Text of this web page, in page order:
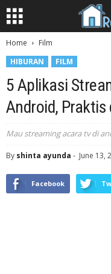
Home
Film
HIBURAN
FILM
5 Aplikasi
Android, Praktis
Mau streaming acara tv di
By shinta ayunda - June 13,
Facebook